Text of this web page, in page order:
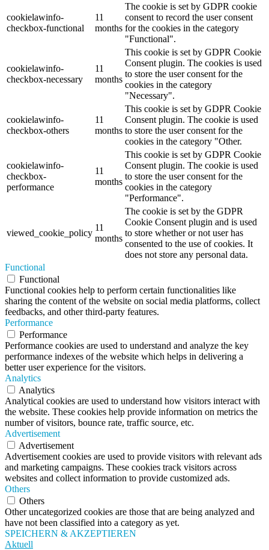
cookielawinfo-
checkbox-functional
11
months
The cookie is set by GDPR cookie
consent to record the user consent
for the cookies in the category
"Functional".
cookielawinfo-
checkbox-necessary
11
months
This cookie is set by GDPR Cookie
Consent plugin. The cookies is used
to store the user consent for the
cookies in the category
"Necessary".
cookielawinfo-
checkbox-others
11
months
This cookie is set by GDPR Cookie
Consent plugin. The cookie is used
to store the user consent for the
cookies in the category "Other.
cookielawinfo-
checkbox-
performance
11
months
This cookie is set by GDPR Cookie
Consent plugin. The cookie is used
to store the user consent for the
cookies in the category
"Performance".
viewed_cookie_policy
11
months
The cookie is set by the GDPR
Cookie Consent plugin and is used
to store whether or not user has
consented to the use of cookies. It
does not store any personal data.
Functional
Functional
Functional cookies help to perform certain functionalities like
sharing the content of the website on social media platforms, collect
feedbacks, and other third-party features.
Performance
Performance
Performance cookies are used to understand and analyze the key
performance indexes of the website which helps in delivering a
better user experience for the visitors.
Analytics
Analytics
Analytical cookies are used to understand how visitors interact with
the website. These cookies help provide information on metrics the
number of visitors, bounce rate, traffic source, etc.
Advertisement
Advertisement
Advertisement cookies are used to provide visitors with relevant ads
and marketing campaigns. These cookies track visitors across
websites and collect information to provide customized ads.
Others
Others
Other uncategorized cookies are those that are being analyzed and
have not been classified into a category as yet.
SPEICHERN & AKZEPTIEREN
Aktuell